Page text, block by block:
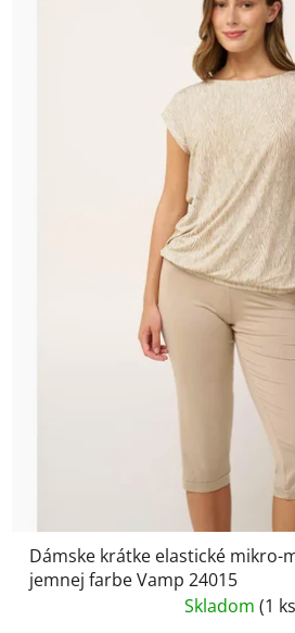
Dámske krátke elastické mikro-
jemnej farbe Vamp 24015
Skladom (1